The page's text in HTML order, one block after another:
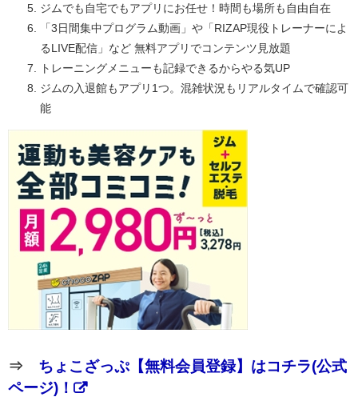
ジムでも自宅でもアプリにお任せ！時間も場所も自由自在
「3日間集中プログラム動画」や「RIZAP現役トレーナーによ
るLIVE配信」など 無料アプリでコンテンツ見放題
トレーニングメニューも記録できるからやる気UP
ジムの入退館もアプリ1つ。混雑状況もリアルタイムで確認可
能
⇒ ちょこざっぷ【無料会員登録】はコチラ(公式
ページ)！